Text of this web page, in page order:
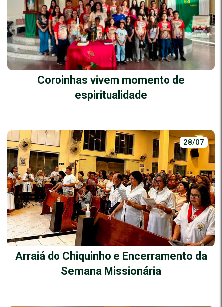
Coroinhas vivem momento de
espiritualidade
28/07
Arraiá do Chiquinho e Encerramento da
Semana Missionária